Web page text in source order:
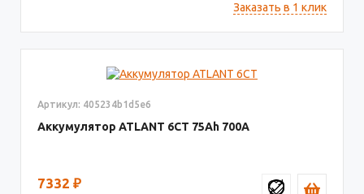
Заказать в 1 клик
Артикул: 405234b1d5e6
Аккумулятор ATLANT 6СТ 75 700
7332 ₽